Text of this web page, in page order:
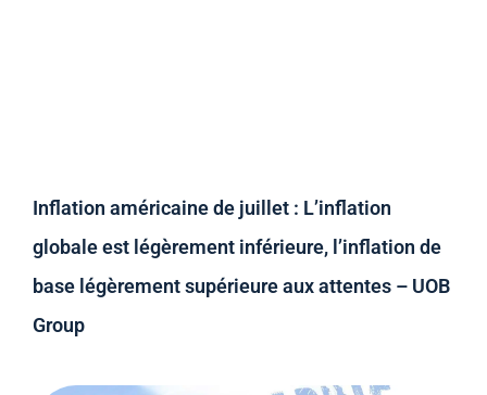
Inflation américaine de juillet : L’inflation
globale est légèrement inférieure, l’inflation de
base légèrement supérieure aux attentes – UOB
Group